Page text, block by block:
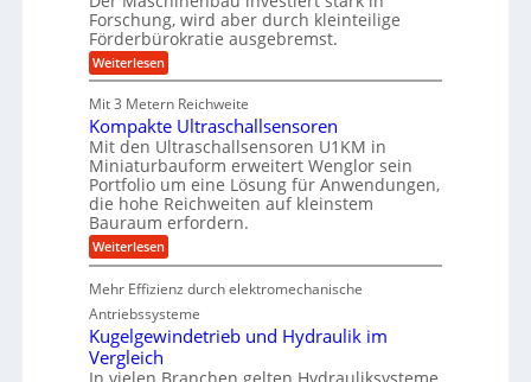
i
g
&
B
a
u
e
r
L
w
e
i
t
e
e
n
t
w
i
c
k
e
l
b
r
i
d
-
u
g
e
l
l
a
g
e
r
e
r
z
i
e
t
U
m
s
a
t
z
k
n
a
p
ü
b
e
V
Forschung, wird aber durch kleinteilige
Förderbürokratie ausgebremst.
Weiterlesen:
M
s
c
h
i
n
e
n
b
a
u
F
o
r
s
h
Mit 3 Metern Reichweite
Kompakte Ultraschallsensoren
Mit den Ultraschallsensoren U1KM in
Miniaturbauform erweitert Wenglor sein
Portfolio um eine Lösung für Anwendungen,
die hohe Reichweiten auf kleinstem
Bauraum erfordern.
Weiterlesen:
K
m
p
a
k
e
Mehr Effizienz durch elektromechanische
Antriebssysteme
Kugelgewindetrieb und Hydraulik im
Vergleich